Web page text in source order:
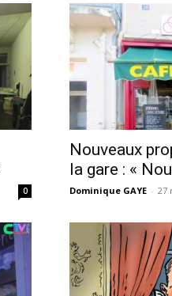
0
Nouveaux
la gare : «
Dominique GAYE - 27